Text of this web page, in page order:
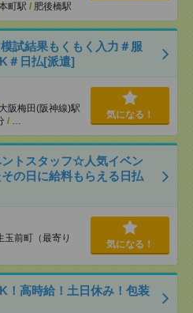
町駅 / 肥後橋駅
試結果もくもく入力＃服
＃日払[派遣]
大阪梅田(阪神線)駅
/ …
気になる！
トスタッフ☆人気イベン
の日に給料もらえる日払
玉前町（最寄り
気になる！
！高時給！土日休み！包装